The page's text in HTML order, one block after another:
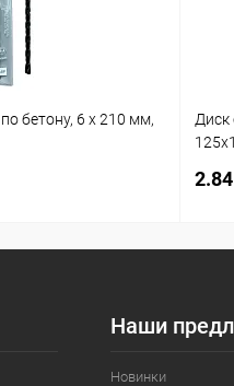
бетону, 6 х 210 мм,
Диск
Наши
Новинки